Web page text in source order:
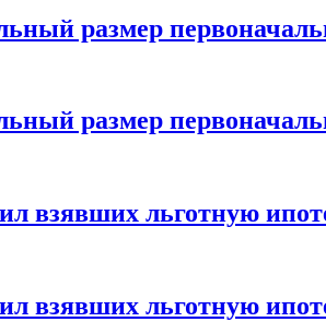
размер
размер
взявших льготную
взявших льготную